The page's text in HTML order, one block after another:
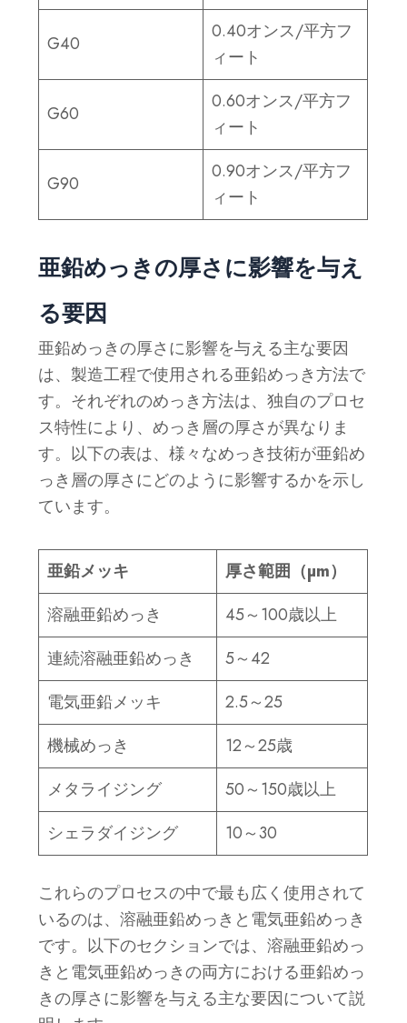
G40
0.40オンス/平方フ
ィート
G60
0.60オンス/平方フ
ィート
G90
0.90オンス/平方フ
ィート
亜鉛めっきの厚さに影響を与え
る要因
亜鉛めっきの厚さに影響を与える主な要因
は、製造工程で使用される亜鉛めっき方法で
す。それぞれのめっき方法は、独自のプロセ
ス特性により、めっき層の厚さが異なりま
す。以下の表は、様々なめっき技術が亜鉛め
っき層の厚さにどのように影響するかを示し
ています。
亜鉛メッキ
厚さ範囲（µm）
溶融亜鉛めっき
45～100歳以上
連続溶融亜鉛めっき
5～42
電気亜鉛メッキ
2.5～25
機械めっき
12～25歳
メタライジング
50～150歳以上
シェラダイジング
10～30
これらのプロセスの中で最も広く使用されて
いるのは、溶融亜鉛めっきと電気亜鉛めっき
です。以下のセクションでは、溶融亜鉛めっ
きと電気亜鉛めっきの両方における亜鉛めっ
きの厚さに影響を与える主な要因について説